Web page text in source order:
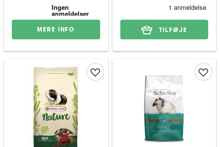
MERE INFO TILFØJE